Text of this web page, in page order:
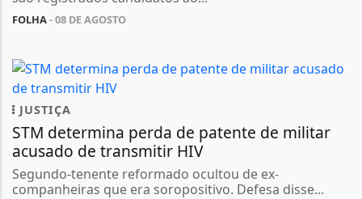
FOLHA- 08 DE AGOSTO
JUSTIÇA
STM determina perda de patente de militar
acusado de transmitir HIV
Segundo-tenente reformado ocultou de ex-
companheiras que era soropositivo. Defesa disse...